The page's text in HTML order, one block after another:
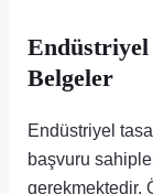
Endüstriyel
Belgeler
Endüstriyel
başvuru
gerekmektedir.